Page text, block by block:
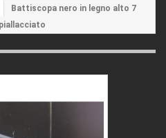
Battiscopa nero in legno alto 7